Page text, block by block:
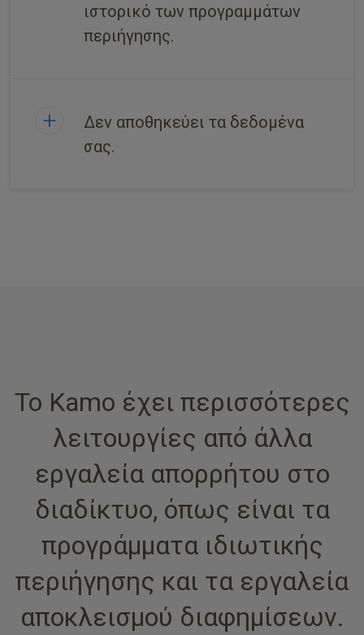
ιστορικό των προγραμμάτων
περιήγησης.
Δεν αποθηκεύει τα δεδομένα
σας.
Το Kamo έχει περισσότερες
λειτουργίες από άλλα
εργαλεία απορρήτου στο
διαδίκτυο, όπως είναι τα
προγράμματα ιδιωτικής
περιήγησης και τα εργαλεία
αποκλεισμού διαφημίσεων.